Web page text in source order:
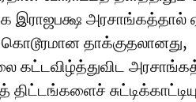
இராஜபக்ஷ அரசாங்கத்தால்
தாக்குதலானது,
கட்டவிழ்த்துவிட
திட்டங்களைச்